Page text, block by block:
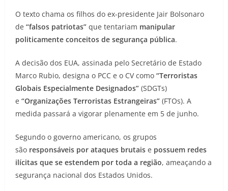
O texto chama os filhos do ex-presidente Jair Bolsonaro
de “falsos patriotas” que tentariam manipular
politicamente conceitos de segurança pública.
A decisão dos EUA, assinada pelo Secretário de Estado
Marco Rubio, designa o PCC e o CV como “Terroristas
Globais Especialmente Designados” (SDGTs)
e “Organizações Terroristas Estrangeiras” (FTOs). A
medida passará a vigorar plenamente em 5 de junho.
Segundo o governo americano, os grupos
são responsáveis por ataques brutais e possuem redes
ilícitas que se estendem por toda a região, ameaçando a
segurança nacional dos Estados Unidos.